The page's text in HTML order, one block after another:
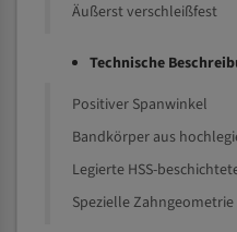
Äußerst verschleißfest
Technische
Positiver Spanwinkel
Bandkörper aus
Legierte HSS-
Spezielle